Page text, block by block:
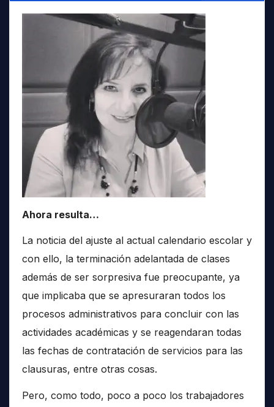
Ahora resulta…
La noticia del ajuste al actual calendario escolar y
con ello, la terminación adelantada de clases
además de ser sorpresiva fue preocupante, ya
que implicaba que se apresuraran todos los
procesos administrativos para concluir con las
actividades académicas y se reagendaran todas
las fechas de contratación de servicios para las
clausuras, entre otras cosas.
Pero, como todo, poco a poco los trabajadores